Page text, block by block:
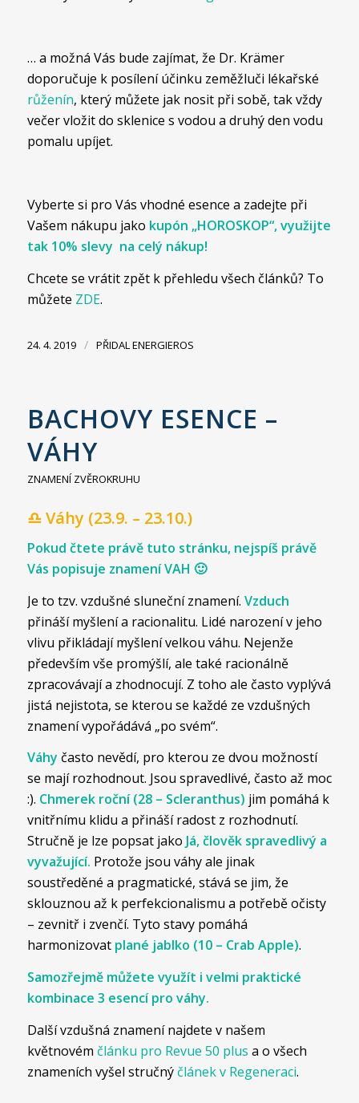
… a možná Vás bude zajímat, že Dr. Krämer
doporučuje k posílení účinku zeměžluči lékařské
růženín, který můžete jak nosit při sobě, tak vždy
večer vložit do sklenice s vodou a druhý den vodu
pomalu upíjet.
Vyberte si pro Vás vhodné esence a zadejte při
Vašem nákupu jako kupón „HOROSKOP“, využijte
tak 10% slevy na celý nákup!
Chcete se vrátit zpět k přehledu všech článků? To
můžete ZDE.
24. 4. 2019 / PŘIDAL ENERGIEROS
BACHOVY ESENCE –
VÁHY
ZNAMENÍ ZVĚROKRUHU
♎ Váhy (23.9. – 23.10.)
Pokud čtete právě tuto stránku, nejspíš právě
Vás popisuje znamení VAH 🙂
Je to tzv. vzdušné sluneční znamení. Vzduch
přináší myšlení a racionalitu. Lidé narození v jeho
vlivu přikládají myšlení velkou váhu. Nejenže
především vše promýšlí, ale také racionálně
zpracovávají a zhodnocují. Z toho ale často vyplývá
jistá nejistota, se kterou se každé ze vzdušných
znamení vypořádává „po svém“.
Váhy často nevědí, pro kterou ze dvou možností
se mají rozhodnout. Jsou spravedlivé, často až moc
:). Chmerek roční (28 – Scleranthus) jim pomáhá k
vnitřnímu klidu a přináší radost z rozhodnutí.
Stručně je lze popsat jako Já, člověk spravedlivý a
vyvažující. Protože jsou váhy ale jinak
soustředěné a pragmatické, stává se jim, že
sklouznou až k perfekcionalismu a potřebě očisty
– zevnitř i zvenčí. Tyto stavy pomáhá
harmonizovat plané jablko (10 – Crab Apple).
Samozřejmě můžete využít i velmi praktické
kombinace 3 esencí pro váhy.
Další vzdušná znamení najdete v našem
květnovém článku pro Revue 50 plus a o všech
znameních vyšel stručný článek v Regeneraci.